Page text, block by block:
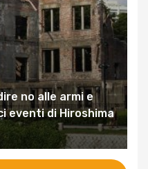
no alle armi e
eventi di Hiroshima